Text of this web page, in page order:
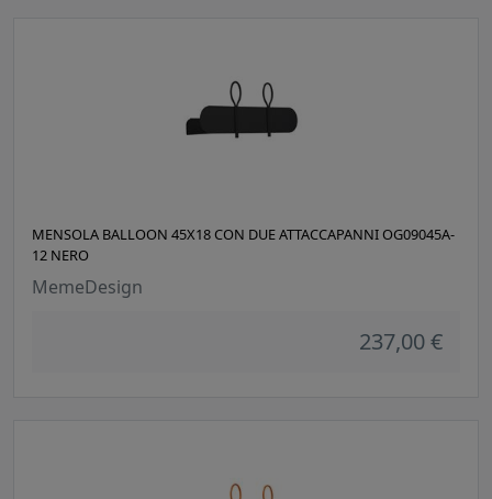
MENSOLA BALLOON 45X18 CON DUE ATTACCAPANNI OG09045A-
12 NERO
MemeDesign
237,00 €